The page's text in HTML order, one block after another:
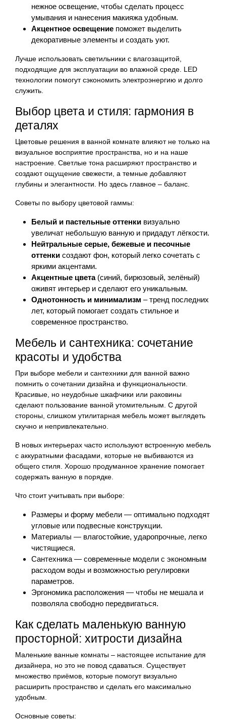
нежное освещение, чтобы сделать процесс
умывания и нанесения макияжа удобным.
Акцентное освещение поможет выделить
декоративные элементы и создать уют.
Лучше использовать светильники с влагозащитой,
подходящие для эксплуатации во влажной среде. LED
технологии помогут сэкономить электроэнергию и долго
служить.
Выбор цвета и стиля: гармония в
деталях
Цветовые решения в ванной комнате влияют не только на
визуальное восприятие пространства, но и на наше
настроение. Светлые тона расширяют пространство и
создают ощущение свежести, а темные добавляют
глубины и элегантности. Но здесь главное – баланс.
Советы по выбору цветовой гаммы:
Белый и пастельные оттенки визуально
увеличат небольшую ванную и придадут лёгкости.
Нейтральные серые, бежевые и песочные
оттенки создают фон, который легко сочетать с
яркими акцентами.
Акцентные цвета(синий, бирюзовый, зелёный)
оживят интерьер и сделают его уникальным.
Однотонность и минимализм – тренд последних
лет, который помогает создать стильное и
современное пространство.
Мебель и сантехника: сочетание
красоты и удобства
При выборе мебели и сантехники для ванной важно
помнить о сочетании дизайна и функциональности.
Красивые, но неудобные шкафчики или раковины
сделают пользование ванной утомительным. С другой
стороны, слишком утилитарная мебель может выглядеть
скучно и непривлекательно.
В новых интерьерах часто используют встроенную мебель
с аккуратными фасадами, которые не выбиваются из
общего стиля. Хорошо продуманное хранение помогает
содержать ванную в порядке.
Что стоит учитывать при выборе:
Размеры и форму мебели — оптимально подходят
угловые или подвесные конструкции.
Материалы — влагостойкие, ударопрочные, легко
чистящиеся.
Сантехника — современные модели с экономным
расходом воды и возможностью регулировки
параметров.
Эргономика расположения — чтобы не мешала и
позволяла свободно передвигаться.
Как сделать маленькую ванную
просторной: хитрости дизайна
Маленькие ванные комнаты – настоящее испытание для
дизайнера, но это не повод сдаваться. Существует
множество приёмов, которые помогут визуально
расширить пространство и сделать его максимально
удобным.
Основные советы: